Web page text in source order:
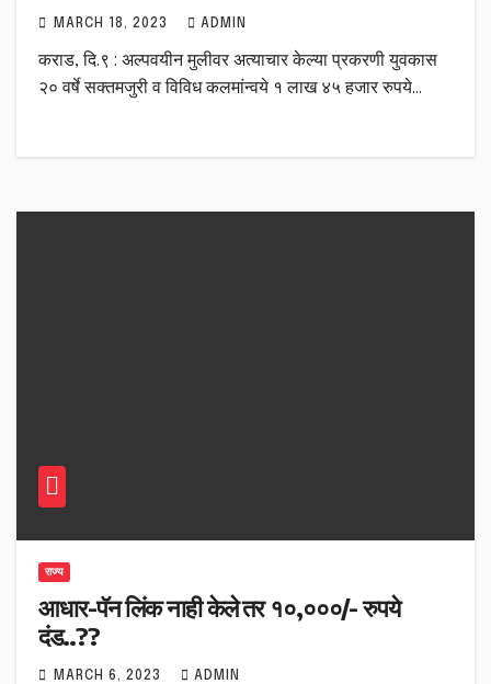
MARCH 18, 2023 ADMIN
कराड, दि.९ : अल्पवयीन मुलीवर अत्याचार केल्या प्रकरणी युवकास
२० वर्षे सक्तमजुरी व विविध कलमांन्वये १ लाख ४५ हजार रुपये…
राज्य
आधार-पॅन लिंक नाही केले तर १०,०००/- रुपये
दंड..??
MARCH 6, 2023 ADMIN